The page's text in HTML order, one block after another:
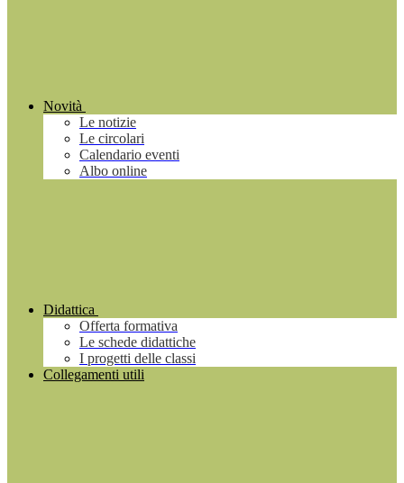
Novità
Le notizie
Le circolari
Calendario eventi
Albo online
Didattica
Offerta formativa
Le schede didattiche
I progetti delle classi
Collegamenti utili